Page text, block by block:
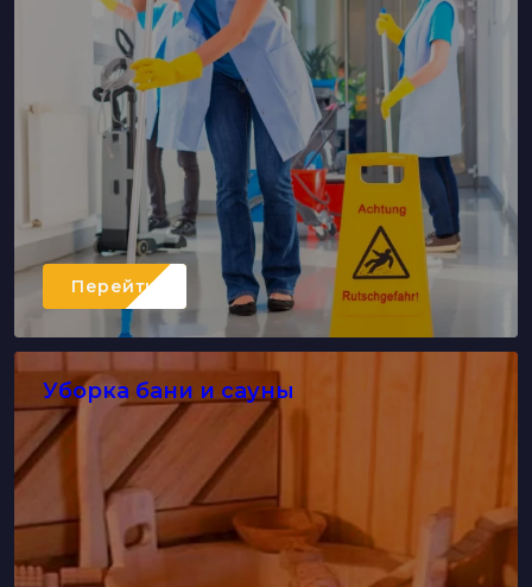
Перейти
Уборка бани и сауны